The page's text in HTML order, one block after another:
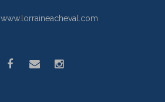
www.lorraineacheval.com